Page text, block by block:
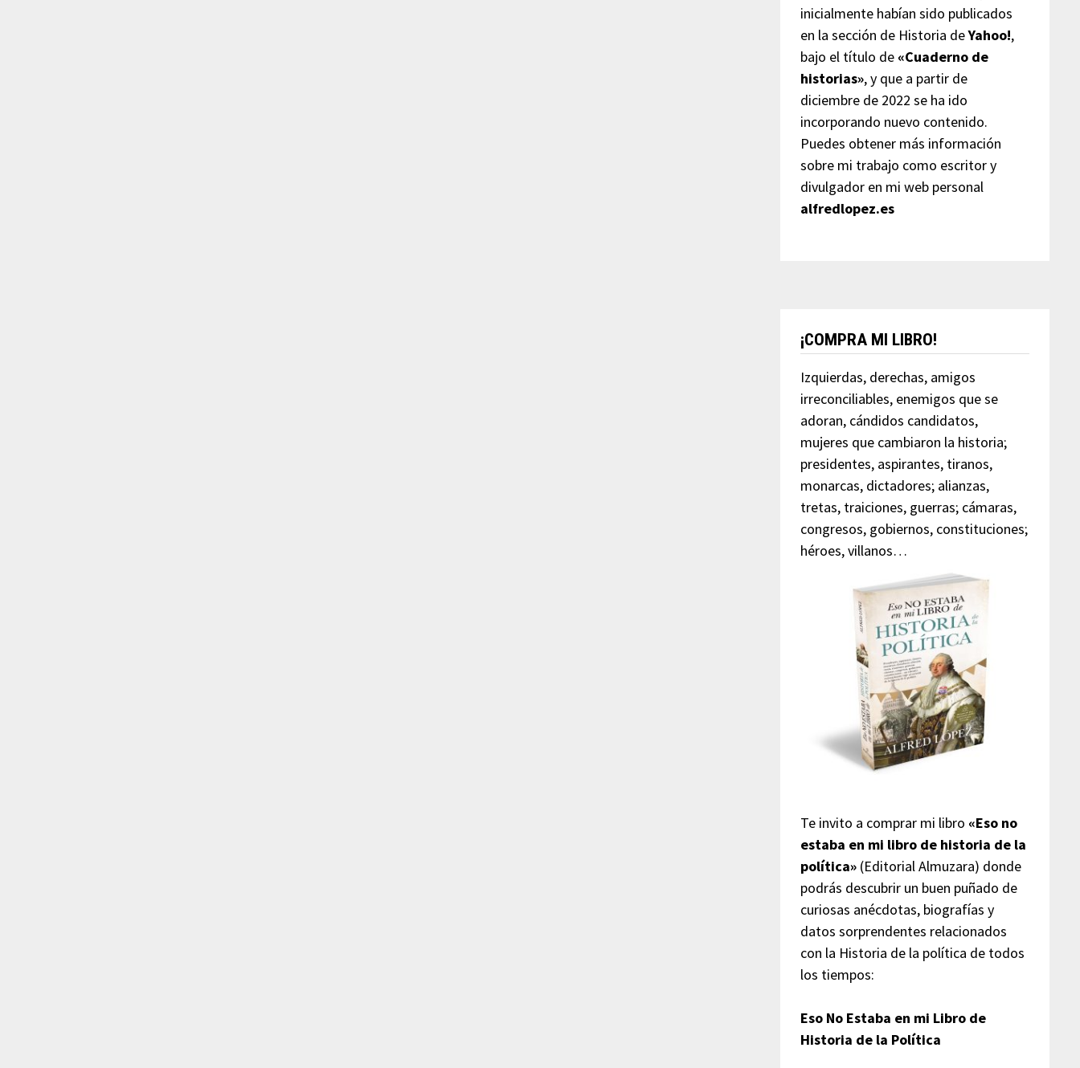
inicialmente habían sido publicados
en la sección de Historia deYahoo!,
bajo el título de «Cuaderno de
historias», y que a partir de
diciembre de 2022 se ha ido
incorporando nuevo contenido.
Puedes obtener más información
sobre mi trabajo como escritor y
divulgador en mi web personal
alfredlopez.es
¡COMPRA MI LIBRO!
Izquierdas, derechas, amigos
irreconciliables, enemigos que se
adoran, cándidos candidatos,
mujeres que cambiaron la historia;
presidentes, aspirantes, tiranos,
monarcas, dictadores; alianzas,
tretas, traiciones, guerras; cámaras,
congresos, gobiernos, constituciones;
héroes, villanos…
Te invito a comprar mi libro «Eso no
estaba en mi libro de historia de la
política»(Editorial Almuzara) donde
podrás descubrir un buen puñado de
curiosas anécdotas, biografías y
datos sorprendentes relacionados
con la Historia de la política de todos
los tiempos:
Eso No Estaba en mi Libro de
Historia de la Política